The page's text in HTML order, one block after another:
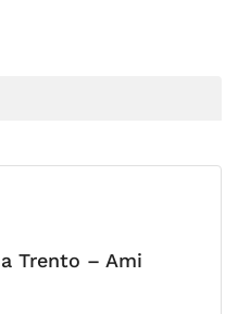
Trento – Ami